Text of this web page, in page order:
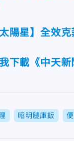
太陽星】全效
下載《中天
昭明腿庫飯